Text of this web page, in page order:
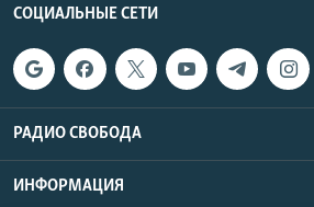
СОЦИАЛЬНЫЕ СЕТИ
РАДИО СВОБОДА
ИНФОРМАЦИЯ